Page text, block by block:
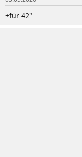
m
+für 42"